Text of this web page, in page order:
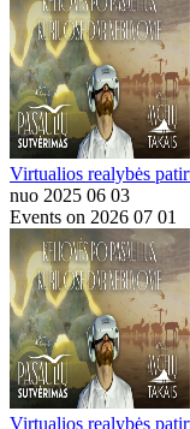
Virtualios realybės
nuo 2025 06 03
Events on 2026 07 01
Virtualios realybės